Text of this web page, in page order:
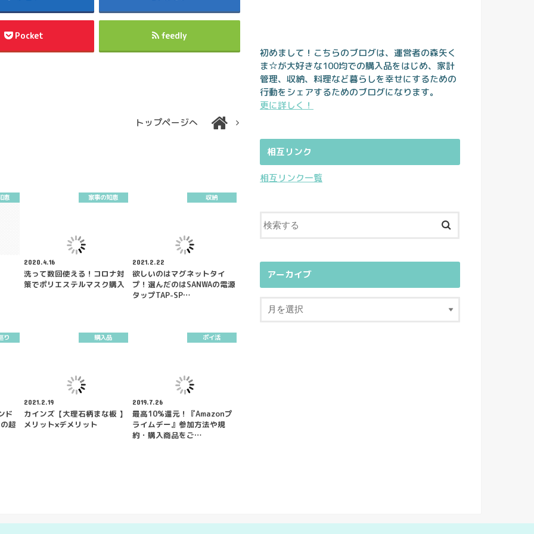
Pocket feedly
トップページへ
恵 家事の知恵
2020.4.16
洗って数回使える！コロナ対
策でポリエステルマスク購入
収納
2021.2.22
欲しいのはマグネットタイ
プ！選んだのはSANWAの電源
タップTAP-SP…
り
ド
超
購入品
2021.2.19
カインズ【大理石柄まな板 】
メリット×デメリット
ポイ活
2019.7.26
最高10%還元！『Amazonプ
ライムデー』参加方法や規
約・購入商品をご…
初めまして！こちらのブログは、運営者の森矢く
ま☆が大好きな100均での購入品をはじめ、家計
管理、収納、料理など暮らしを幸せにするための
行動をシェアするためのブログになります。
更に詳しく！
相互リンク
相互リンク一覧
アーカイブ